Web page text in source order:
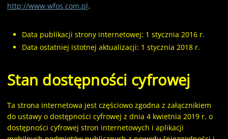
http://www.wfos.com.pl.
Data publikacji strony internetowej: 1 stycznia 2016 r.
Data ostatniej istotnej aktualizacji: 1 stycznia 2018 r.
Stan dostępności cyfrowej
Ta strona internetowa jest częściowo zgodna z załącznikiem
do ustawy o dostępności cyfrowej z dnia 4 kwietnia 2019 r. o
dostępności cyfrowej stron internetowych i aplikacji